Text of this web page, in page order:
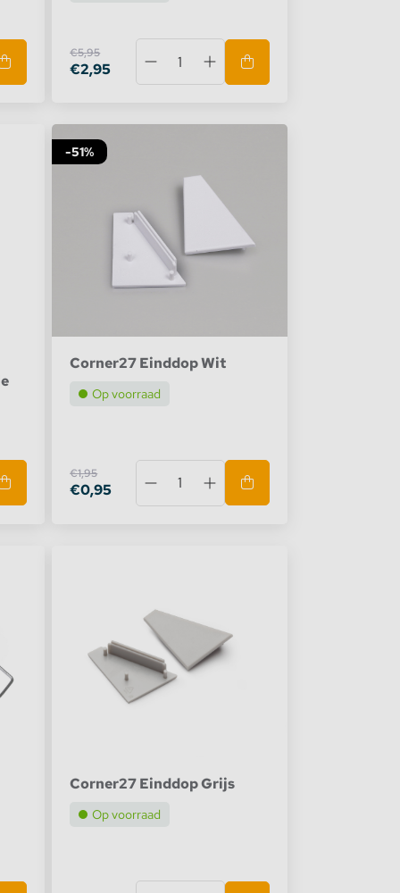
€5,95
€2,95
-51%
Corner27 Einddop Wit
Op voorraad
€1,95
€0,95
Corner27 Einddop Grijs
Op voorraad